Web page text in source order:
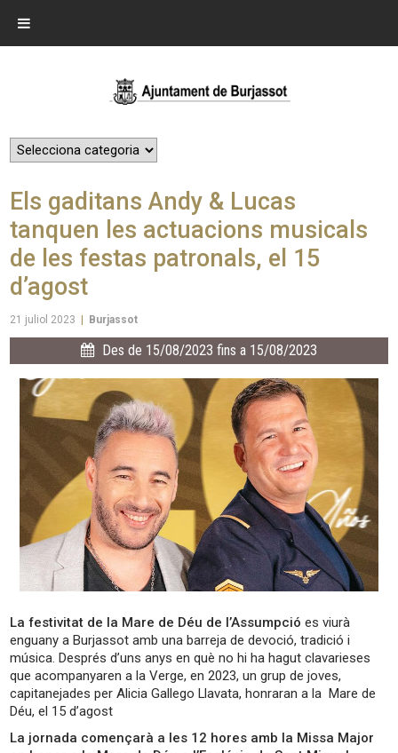
Els gaditans Andy & Lucas
tanquen les actuacions musicals
de les festas patronals, el 15
d’agost
21 juliol 2023 Burjassot
Des de 15/08/2023 fins a 15/08/2023
La festivitat de la Mare de Déu de l’Assumpció es viurà
enguany a Burjassot amb una barreja de devoció, tradició i
música. Després d’uns anys en què no hi ha hagut clavarieses
que acompanyaren a la Verge, en 2023, un grup de joves,
capitanejades per Alicia Gallego Llavata, honraran a la Mare de
Déu, el 15 d’agost
La jornada començarà a les 12 hores amb la Missa Major